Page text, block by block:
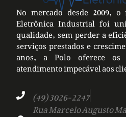
No mercado desde 2009,
Eletrônica Industrial foi
qualidade, sem perder a
serviços prestados e
anos, a Polo oferece os
atendimento impecável aos
(49) 3026-2247
Rua Marcelo Augusto